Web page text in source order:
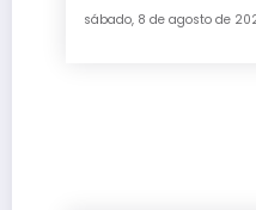
sábado, 8 de agosto de